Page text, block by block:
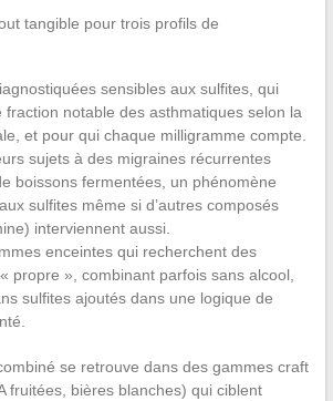
tangible pour trois profils de
sensibles aux sulfites, qui
fraction notable des asthmatiques selon la
et pour qui chaque milligramme compte.
sujets à des migraines récurrentes
boissons fermentées, un phénomène
sulfites même si d’autres composés
interviennent aussi.
enceintes qui recherchent des
propre », combinant parfois sans alcool,
sulfites ajoutés dans une logique de
se retrouve dans des gammes craft
fruitées, bières blanches) qui ciblent